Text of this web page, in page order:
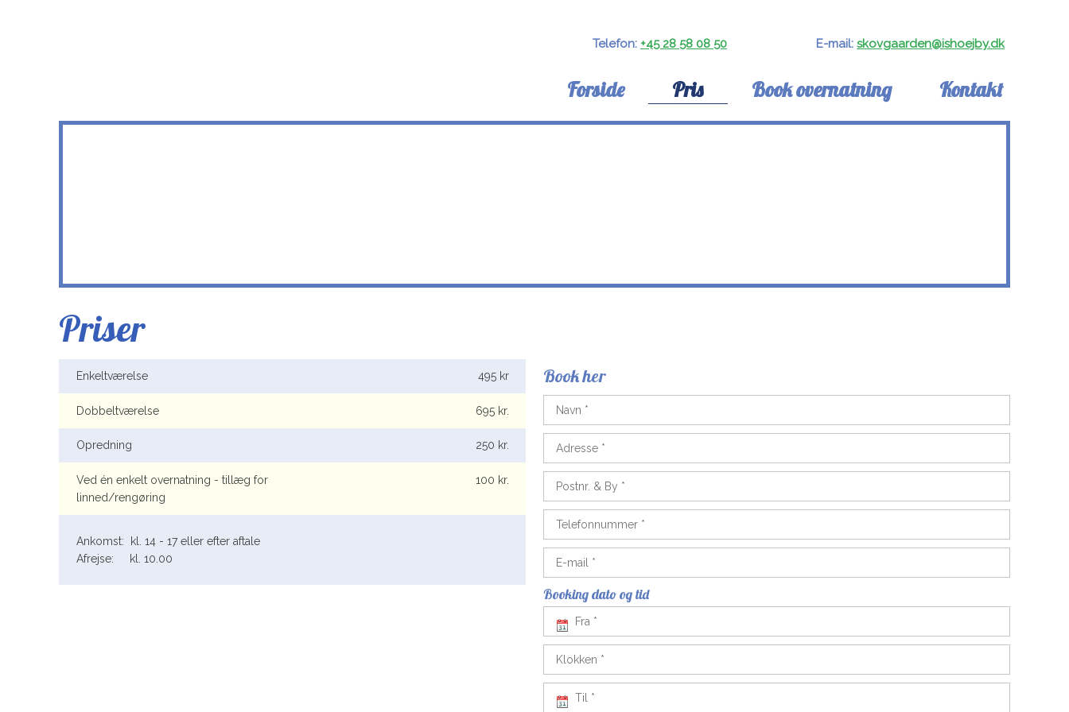
Telefon: +45 28 58 08 50 ​E-mail: skovgaarden@ishoejby.dk
Forside Pris Book overnatning Kontakt
Pris​er
Enkeltværelse 495 kr
Dobbeltværelse 695 kr.​
​Opredning 250 kr.​
Ved én enkelt overnatning - tillæg for
linned/rengøring
100 kr.​
​ Ankomst: kl. 14 - 17 eller efter aftale
Afrejse: kl. 10.00
​Book her
Booking dato og tid